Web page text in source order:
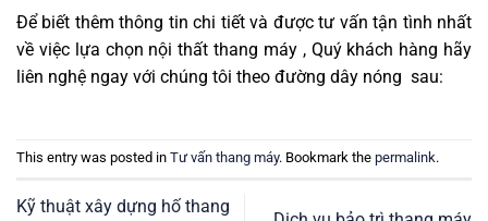
Để biết thêm thông tin chi tiết và được tư vấn tận tình nhất
về việc lựa chọn nội thất thang máy , Quý khách hàng hãy
liên nghệ ngay với chúng tôi theo đường dây nóng sau:
This entry was posted in Tư vấn thang máy. Bookmark the permalink.
Kỹ thuật xây dựng hố thang